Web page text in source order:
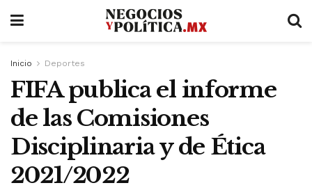
Inicio Deportes
FIFA publica el informe
de las Comisiones
Disciplinaria y de Ética
2021/2022